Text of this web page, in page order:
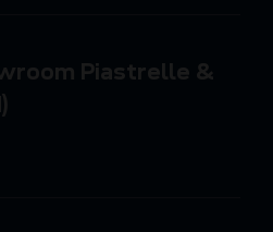
Piastrelle &